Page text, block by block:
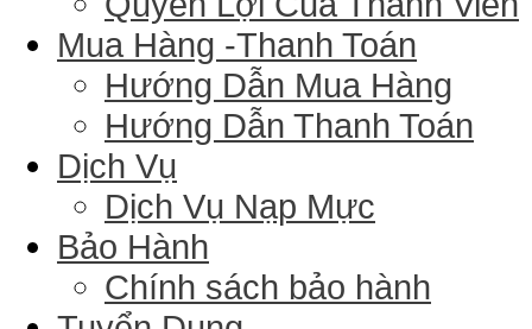
Mua Hàng -Thanh Toán
Hướng Dẫn Mua Hàng
Hướng Dẫn Thanh Toán
Dịch Vụ
Dịch Vụ Nạp Mực
Bảo Hành
Chính sách bảo hành